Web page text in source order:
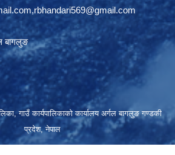
,rbhandari569@gmail.com
बागलुङ
गाउँ कार्यपालिकाको कार्यालय अर्गल बागलुङ गण्डकी
प्रदेश, नेपाल